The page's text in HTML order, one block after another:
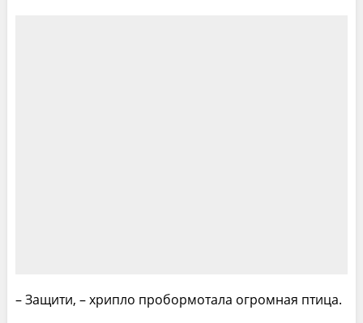
– Защити, – хрипло пробормотала огромная птица.